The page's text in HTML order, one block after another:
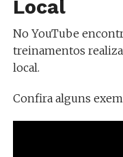
Local
No YouTube
treinamentos
local.
Confira alguns